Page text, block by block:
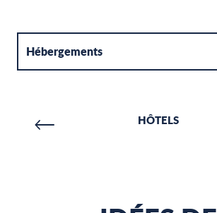
Hébergements
Restauration HÔTELS